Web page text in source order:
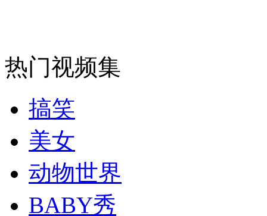
司机酒驾遇交警 急速倒车逃窜
热门视频集
搞笑
美女
动物世界
BABY秀